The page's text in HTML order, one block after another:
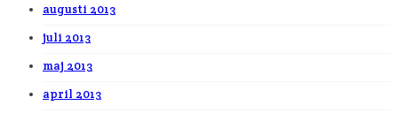
augusti 2013
juli 2013
maj 2013
april 2013